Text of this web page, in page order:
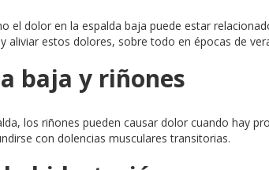
el dolor en la espalda baja puede estar
aliviar estos dolores, sobre todo en épocas de
baja y riñones
los riñones pueden causar dolor cuando hay
con dolencias musculares transitorias.